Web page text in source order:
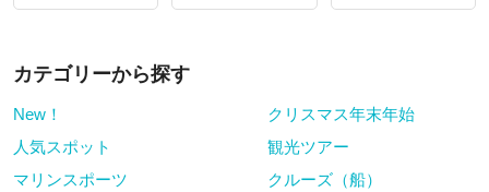
カテゴリーから探す
New！
クリスマス年末年始
人気スポット
観光ツアー
マリンスポーツ
クルーズ（船）